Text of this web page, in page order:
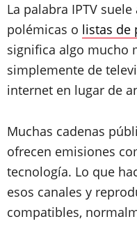
La palabra IPTV
polémicas o listas de
significa algo mucho
simplemente de
internet en lugar de
Muchas cadenas
ofrecen emisiones
tecnología. Lo que
esos canales y
compatibles,